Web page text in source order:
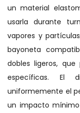
un material
usarla durante
vapores y
bayoneta
dobles ligeros,
específicas. El
uniformemente el
un impacto